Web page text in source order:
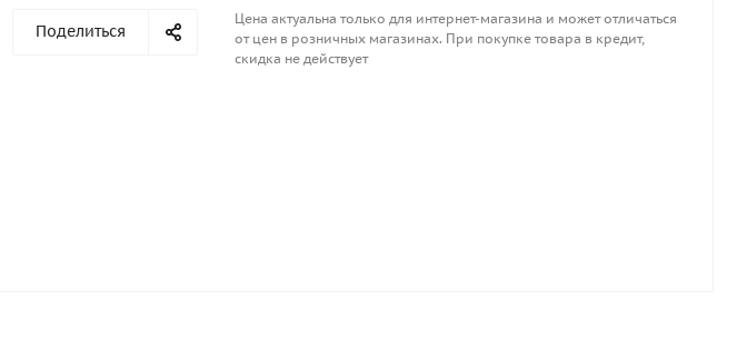
Поделиться
Цена актуальна только для интернет-магазина и может отличаться
от цен в розничных магазинах. При покупке товара в кредит,
скидка не действует